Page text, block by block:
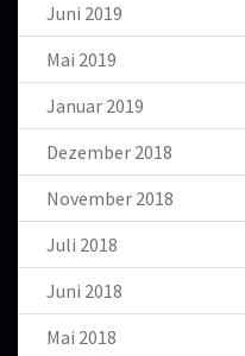
Juni 2019
Mai 2019
Januar 2019
Dezember 2018
November 2018
Juli 2018
Juni 2018
Mai 2018